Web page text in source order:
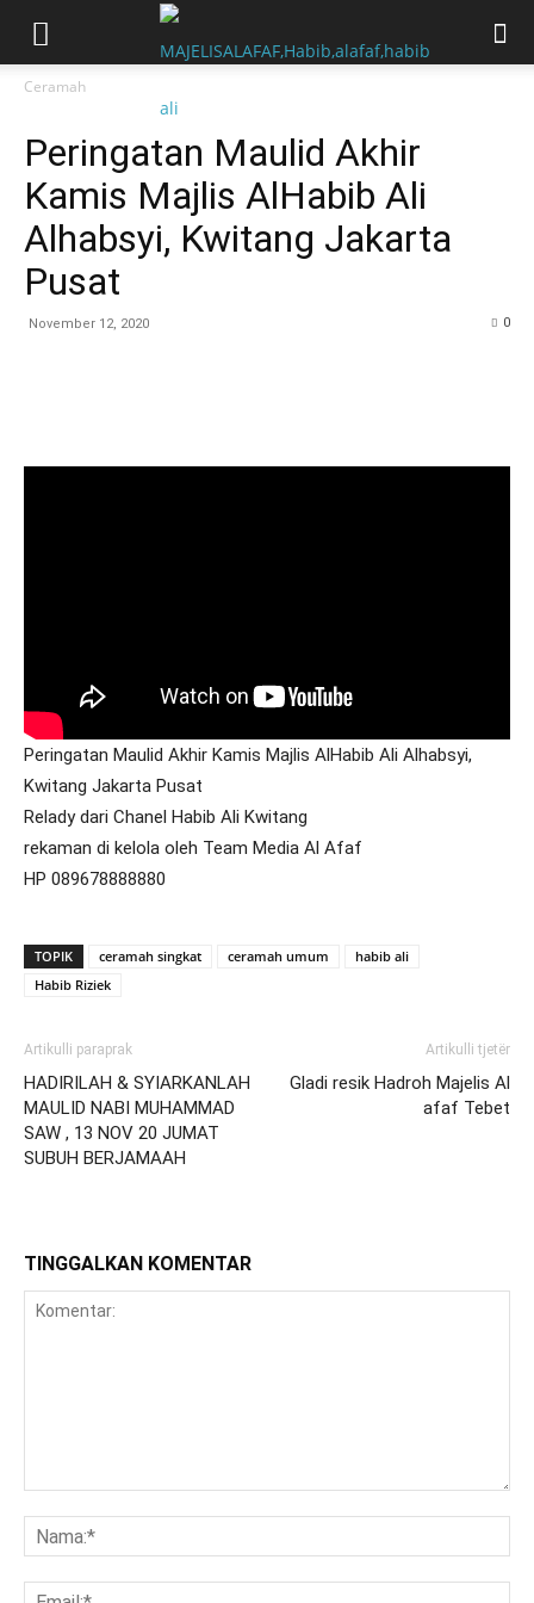
Ceramah
Peringatan Maulid Akhir
Kamis Majlis AlHabib Ali
Alhabsyi, Kwitang Jakarta
Pusat
November 12, 2020 0
Peringatan Maulid Akhir Kamis Majlis AlHabib Ali Alhabsyi,
Kwitang Jakarta Pusat
Relady dari Chanel Habib Ali Kwitang
rekaman di kelola oleh Team Media Al Afaf
HP 089678888880
TOPIK ceramah singkat ceramah umum
habib ali
Habib Riziek
Artikulli paraprak
HADIRILAH & SYIARKANLAH
MAULID NABI MUHAMMAD
SAW , 13 NOV 20 JUMAT
SUBUH BERJAMAAH
Artikulli tjetër
Gladi resik Hadroh Majelis Al
afaf Tebet
TINGGALKAN KOMENTAR